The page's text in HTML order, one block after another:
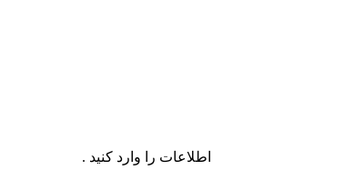
اطلاعات را وارد کنید .